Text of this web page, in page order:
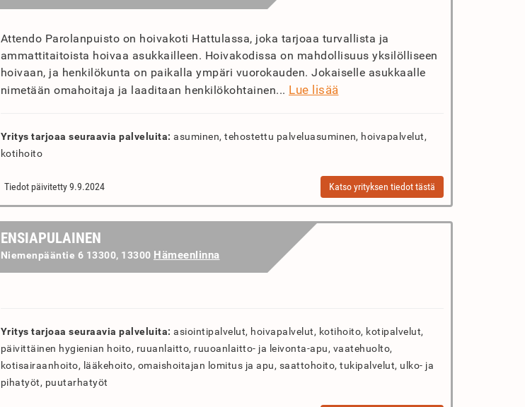
Attendo Parolanpuisto on hoivakoti Hattulassa, joka tarjoaa turvallista ja
ammattitaitoista hoivaa asukkailleen. Hoivakodissa on mahdollisuus yksilölliseen
hoivaan, ja henkilökunta on paikalla ympäri vuorokauden. Jokaiselle asukkaalle
nimetään omahoitaja ja laaditaan henkilökohtainen... Lue lisää
Yritys tarjoaa seuraavia palveluita: asuminen, tehostettu palveluasuminen, hoivapalvelut,
kotihoito
Tiedot päivitetty 9.9.2024 Katso yrityksen tiedot tästä
ENSIAPULAINEN
Niemenpääntie 6 13300, 13300 Hämeenlinna
Yritys tarjoaa seuraavia palveluita: asiointipalvelut, hoivapalvelut, kotihoito, kotipalvelut,
päivittäinen hygienian hoito, ruuanlaitto, ruuoanlaitto- ja leivonta-apu, vaatehuolto,
kotisairaanhoito, lääkehoito, omaishoitajan lomitus ja apu, saattohoito, tukipalvelut, ulko- ja
pihatyöt, puutarhatyöt